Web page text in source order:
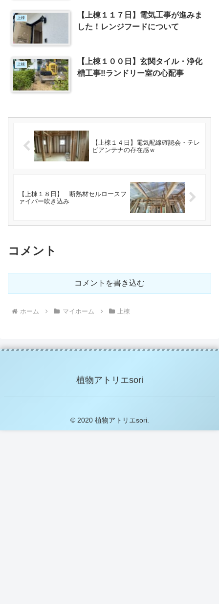
上棟
【上棟１１７日】電気工事が進みま
した！レンジフードについて
上棟
【上棟１００日】玄関タイル・浄化
槽工事‼ランドリー室の心配事
【上棟１４日】電気配線確認会・テレ
ビアンテナの存在感ｗ
【上棟１８日】 断熱材セルロースフ
ァイバー吹き込み
コメント
コメントを書き込む
ホーム マイホーム 上棟
植物アトリエsori
© 2020 植物アトリエsori.